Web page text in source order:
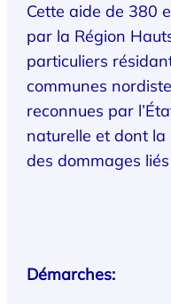
Cette aide de 380
par la Région
particuliers
communes
reconnues par
naturelle et dont
des dommages
Démarches: